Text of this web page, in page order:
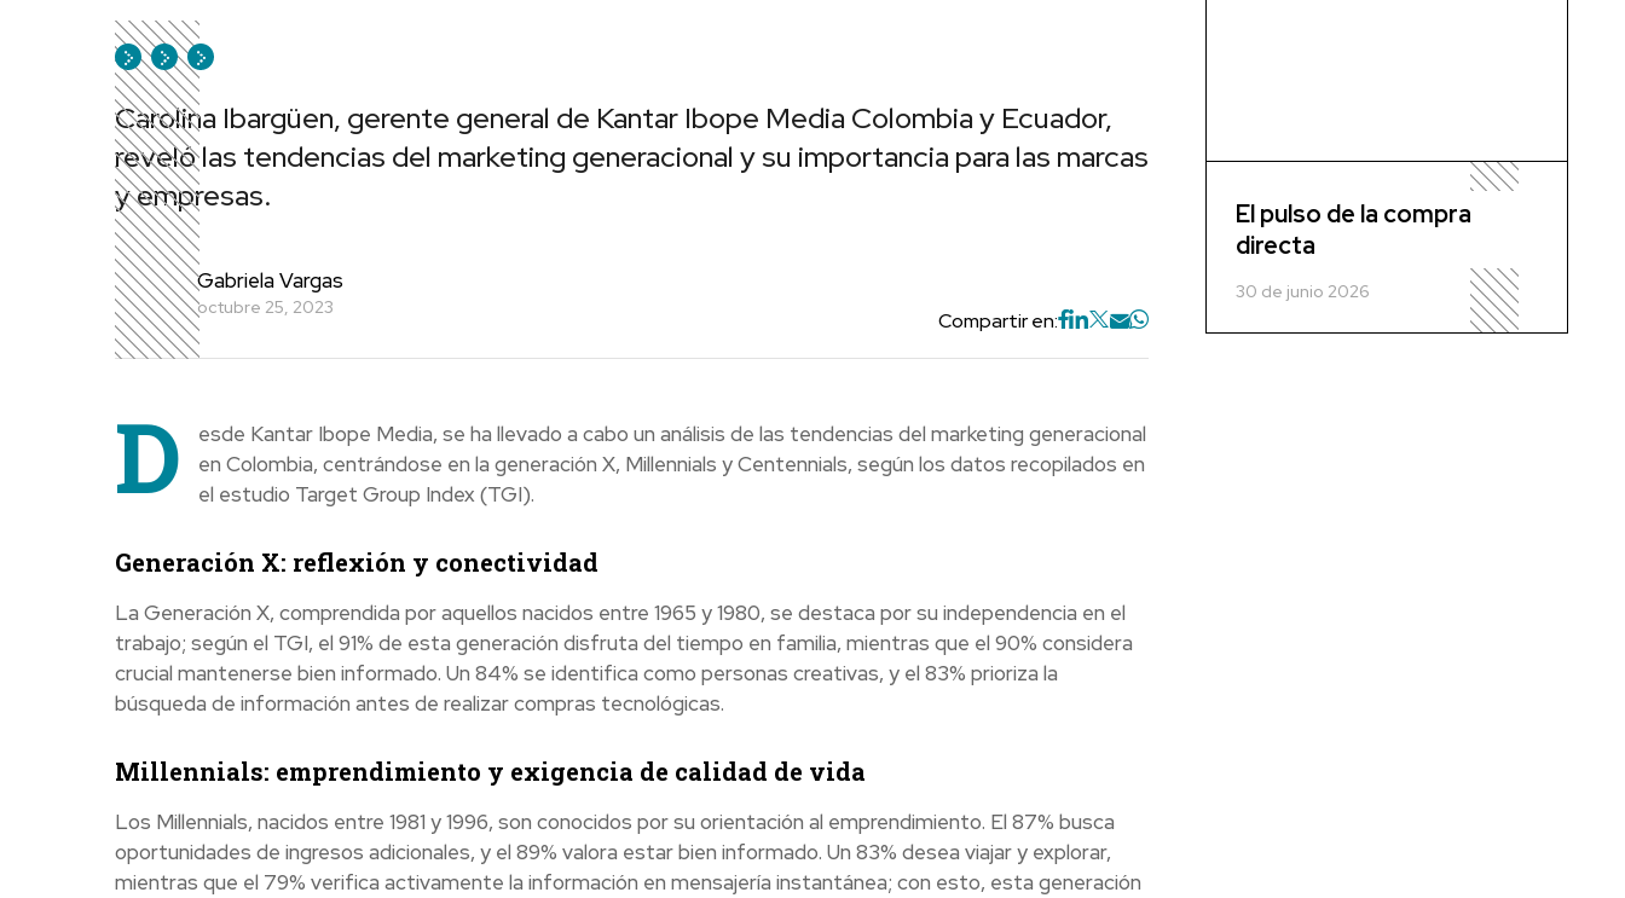
Carolina Ibargüen, gerente general de Kantar Ibope Media Colombia y Ecuador,
reveló las tendencias del marketing generacional y su importancia para las marcas
y empresas.
Gabriela Vargas
octubre 25, 2023
Compartir en:
D
esde Kantar Ibope Media, se ha llevado a cabo un análisis de las tendencias del marketing generacional
en Colombia, centrándose en la generación X, Millennials y Centennials, según los datos recopilados en
el estudio Target Group Index (TGI).
Generación X: reflexión y conectividad
La Generación X, comprendida por aquellos nacidos entre 1965 y 1980, se destaca por su independencia en el
trabajo; según el TGI, el 91% de esta generación disfruta del tiempo en familia, mientras que el 90% considera
crucial mantenerse bien informado. Un 84% se identifica como personas creativas, y el 83% prioriza la
búsqueda de información antes de realizar compras tecnológicas.
Millennials: emprendimiento y exigencia de calidad de vida
Los Millennials, nacidos entre 1981 y 1996, son conocidos por su orientación al emprendimiento. El 87% busca
oportunidades de ingresos adicionales, y el 89% valora estar bien informado. Un 83% desea viajar y explorar,
mientras que el 79% verifica activamente la información en mensajería instantánea; con esto, esta generación
El pulso de la compra
directa
30 de junio 2026